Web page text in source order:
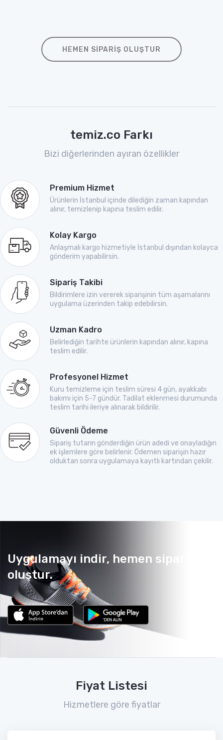
HEMEN SIPARIŞ OLUŞTUR
temiz.co Farkı
Bizi diğerlerinden ayıran özellikler
Premium Hizmet
Ürünlerin İstanbul içinde dilediğin zaman kapından
alınır, temizlenip kapına teslim edilir.
Kolay Kargo
Anlaşmalı kargo hizmetiyle İstanbul dışından kolayca
gönderim yapabilirsin.
Sipariş Takibi
Bildirimlere izin vererek siparişinin tüm aşamalarını
uygulama üzerinden takip edebilirsin.
Uzman Kadro
Belirlediğin tarihte ürünlerin kapından alınır, kapına
teslim edilir.
Profesyonel Hizmet
Kuru temizleme için teslim süresi 4 gün, ayakkabı
bakımı için 5-7 gündür. Tadilat eklenmesi durumunda
teslim tarihi ileriye alınarak bildirilir.
Güvenli Ödeme
Sipariş tutarın gönderdiğin ürün adedi ve onayladığın
ek işlemlere göre belirlenir. Ödemen siparişin hazır
olduktan sonra uygulamaya kayıtlı kartından çekilir.
Uygulamayı indir, hemen sipariş
oluştur.
Fiyat Listesi
Hizmetlere göre fiyatlar